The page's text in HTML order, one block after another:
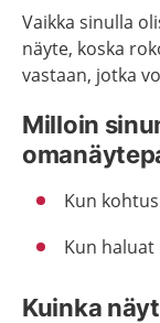
Vaikka sinulla
näyte, koska
vastaan, jotka
Milloin
Kun
Kun
Kuinka